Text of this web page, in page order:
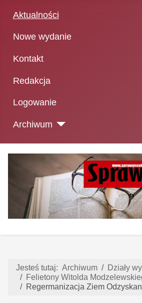
Aktualności
Nowe wydanie
Kontakt
Redakcja
Logowanie
Archiwum
Jesteś tutaj: Archiwum
Działy
Felietony Witolda
Regermanizacja Ziem